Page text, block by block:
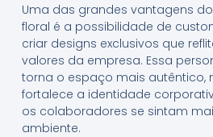
Uma das grandes vantagens
floral é a possibilidade de
criar designs exclusivos que
valores da empresa. Essa
torna o espaço mais autêntico,
fortalece a identidade
os colaboradores se sintam
ambiente.